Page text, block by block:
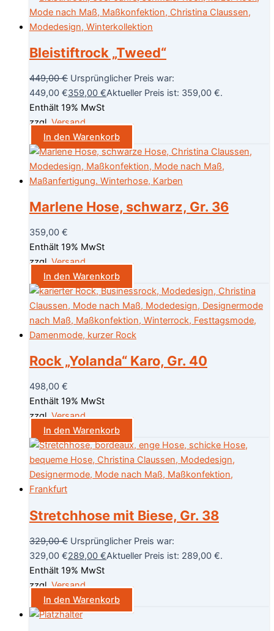
Bleistiftrock „Tweed“
449,00€ Ursprünglicher Preis war:
449,00 €359,00 €Aktueller Preis ist: 359,00 €.
Enthält 19% MwSt
zzgl. Versand
In den Warenkorb
Marlene Hose, schwarz, Gr. 36
359,00 €
Enthält 19% MwSt
zzgl. Versand
In den Warenkorb
Rock „Yolanda“ Karo, Gr. 40
498,00 €
Enthält 19% MwSt
zzgl. Versand
In den Warenkorb
Stretchhose mit Biese, Gr. 38
329,00€ Ursprünglicher Preis war:
329,00 €289,00 €Aktueller Preis ist: 289,00 €.
Enthält 19% MwSt
zzgl. Versand
In den Warenkorb